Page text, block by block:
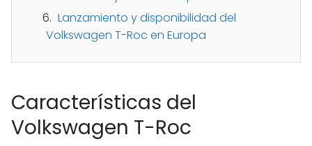
Lanzamiento y disponibilidad del
Volkswagen T-Roc en Europa
Características del
Volkswagen T-Roc